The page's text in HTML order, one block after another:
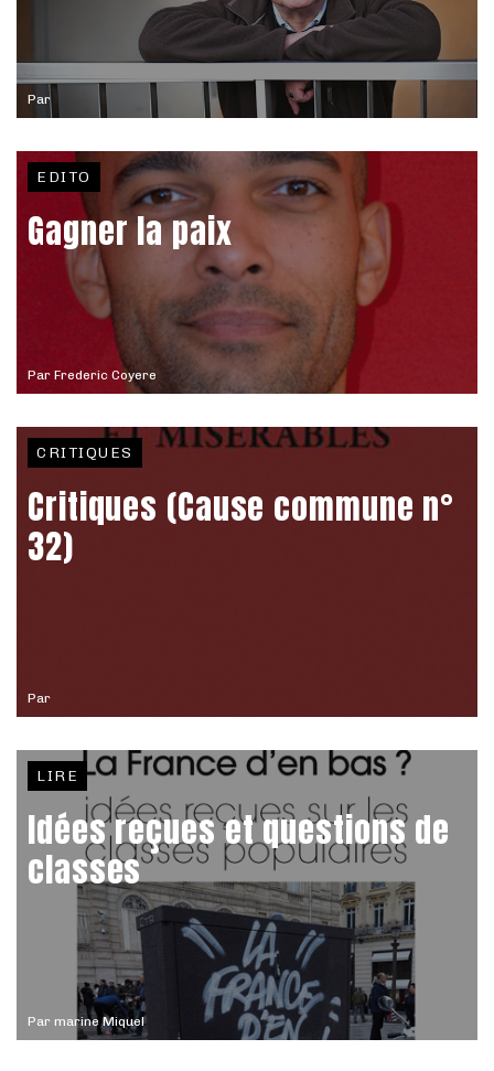
Par
Par Frederic Coyere
EDITO
Gagner la paix
Par
CRITIQUES
Critiques (Cause commune n°
32)
Par marine Miquel
LIRE
Idées reçues et questions de
classes